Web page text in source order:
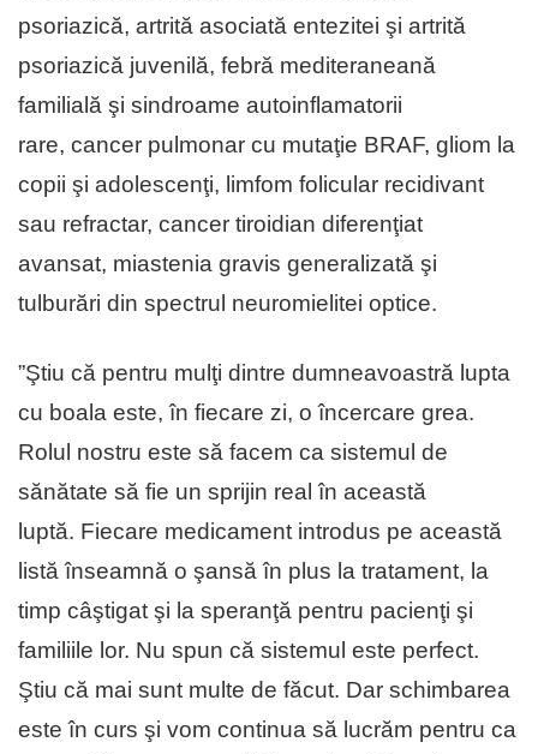
psoriazică, artrită asociată entezitei şi artrită
psoriazică juvenilă, febră mediteraneană
familială şi sindroame autoinflamatorii
rare, cancer pulmonar cu mutaţie BRAF, gliom la
copii şi adolescenţi, limfom folicular recidivant
sau refractar, cancer tiroidian diferenţiat
avansat, miastenia gravis generalizată şi
tulburări din spectrul neuromielitei optice.
”Ştiu că pentru mulţi dintre dumneavoastră lupta
cu boala este, în fiecare zi, o încercare grea.
Rolul nostru este să facem ca sistemul de
sănătate să fie un sprijin real în această
luptă. Fiecare medicament introdus pe această
listă înseamnă o şansă în plus la tratament, la
timp câştigat şi la speranţă pentru pacienţi şi
familiile lor. Nu spun că sistemul este perfect.
Ştiu că mai sunt multe de făcut. Dar schimbarea
este în curs şi vom continua să lucrăm pentru ca